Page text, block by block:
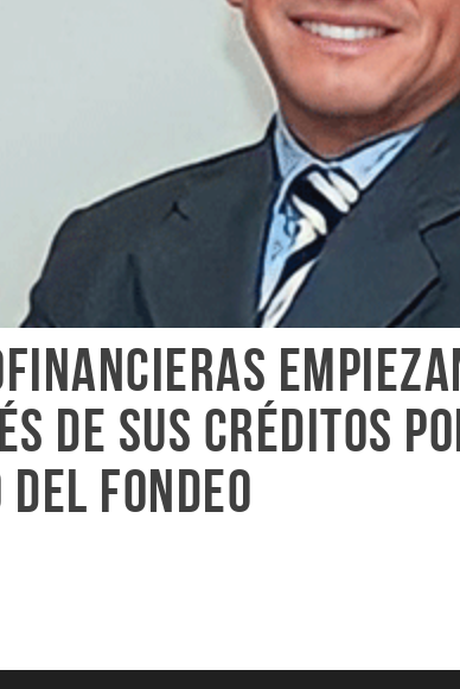
de sus créditos
del fondeo